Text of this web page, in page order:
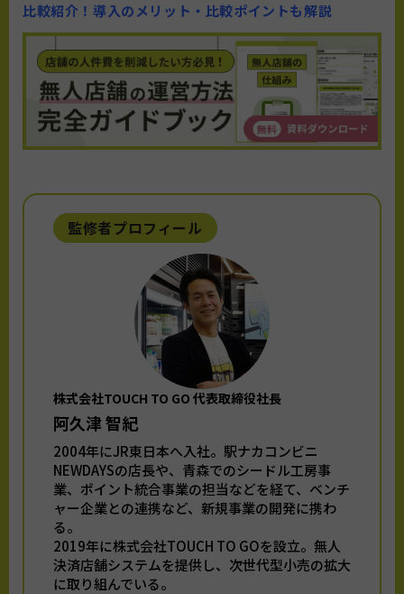
比較紹介！導入のメリット・比較ポイントも解説
監修者プロフィール
株式会社TOUCH TO GO 代表取締役社長
阿久津 智紀
2004年にJR東日本へ入社。駅ナカコンビニ
NEWDAYSの店長や、青森でのシードル工房事
業、ポイント統合事業の担当などを経て、ベンチ
ャー企業との連携など、新規事業の開発に携わ
る。
2019年に株式会社TOUCH TO GOを設立。無人
決済店舗システムを提供し、次世代型小売の拡大
に取り組んでいる。